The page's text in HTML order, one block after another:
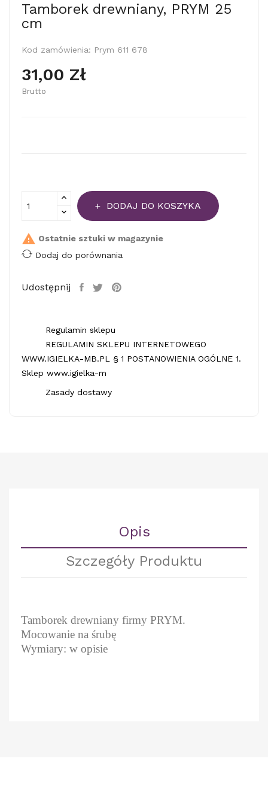
Tamborek drewniany, PRYM 25
cm
Kod zamówienia: Prym 611 678
31,00 Zł
Brutto
DODAJ DO KOSZYKA
 Ostatnie sztuki w magazynie
Dodaj do porównania
Udostępnij
Regulamin sklepu
REGULAMIN SKLEPU INTERNETOWEGO
WWW.IGIELKA-MB.PL § 1 POSTANOWIENIA OGÓLNE 1.
Sklep www.igielka-m
Zasady dostawy
Opis
Szczegóły Produktu
Tamborek drewniany firmy PRYM.
Mocowanie na śrubę
Wymiary: w opisie